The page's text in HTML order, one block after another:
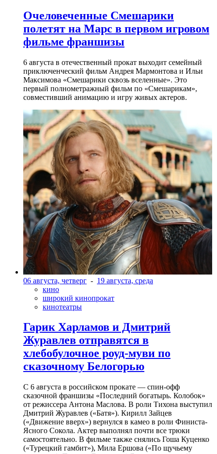
Очеловеченные Смешарики
полетят на Марс в первом игровом
фильме франшизы
6 августа в отечественный прокат выходит семейный
приключенческий фильм Андрея Мармонтова и Ильи
Максимова «Смешарики сквозь вселенные». Это
первый полнометражный фильм по «Смешарикам»,
совместивший анимацию и игру живых актеров.
06 августа, четверг - 19 августа, среда
кино
широкий кинопрокат
кинотеатры
Гарик Харламов и Дмитрий
Журавлев отправятся в
хлебобулочное роуд-муви по
сказочному Белогорью
С 6 августа в российском прокате — спин-офф
сказочной франшизы «Последний богатырь. Колобок»
от режиссера Антона Маслова. В роли Тихона выступил
Дмитрий Журавлев («Батя»). Кирилл Зайцев
(«Движение вверх») вернулся в камео в роли Финиста-
Ясного Сокола. Актер выполнял почти все трюки
самостоятельно. В фильме также снялись Гоша Куценко
(«Турецкий гамбит»), Мила Ершова («По щучьему